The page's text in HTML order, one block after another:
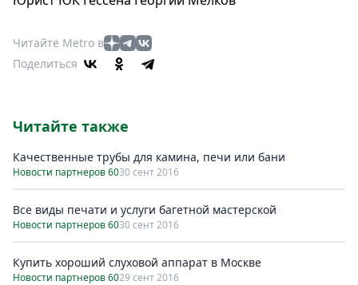
Читайте Metro в
Поделиться
Читайте также
Качественные трубы для камина, печи или бани
Новости партнеров 6030 сент 2016
Все виды печати и услуги багетной мастерской
Новости партнеров 6030 сент 2016
Купить хороший слуховой аппарат в Москве
Новости партнеров 6029 сент 2016